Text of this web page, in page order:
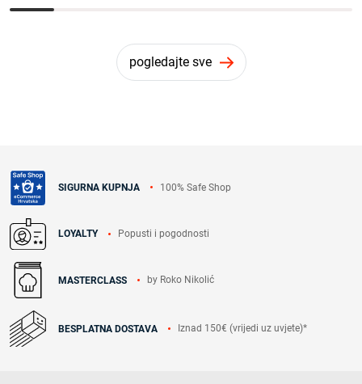
pogledajte sve
SIGURNA KUPNJA 100% Safe Shop
LOYALTY Popusti i pogodnosti
MASTERCLASS by Roko Nikolić
BESPLATNA DOSTAVA Iznad 150€ (vrijedi uz uvjete)*